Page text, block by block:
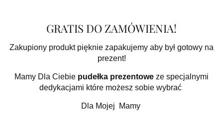
GRATIS DO ZAMÓWIENIA!
Zakupiony produkt pięknie zapakujemy aby był gotowy na
prezent!
Mamy Dla Ciebie pudełka prezentowe ze specjalnymi
dedykacjami które możesz sobie wybrać
Dla Mojej Mamy